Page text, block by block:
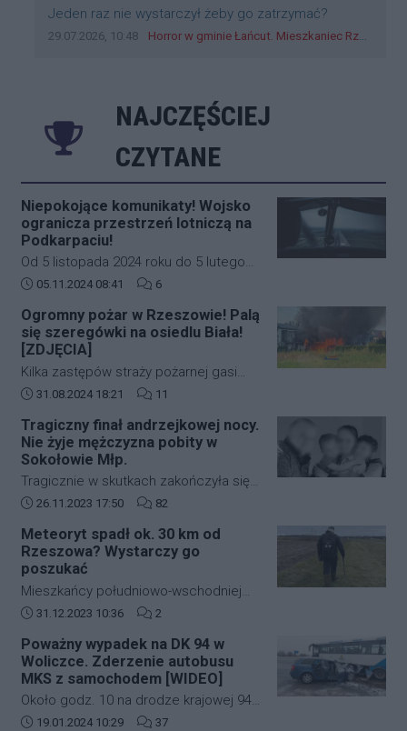
Treść komentarza:
Jeden raz nie wystarczył żeby go zatrzymać?
Data dodania komentarza:
29.07.2026, 10:48 Źródło komentarza:
Horror w gminie Łańcut. Mieszkaniec Rzeszowa terroryzował rodzinę nożem i zaatakował policjantów! [VIDEO]
NAJCZĘŚCIEJ
CZYTANE
Niepokojące komunikaty! Wojsko
ogranicza przestrzeń lotniczą na
Podkarpaciu!
Od 5 listopada 2024 roku do 5 lutego
2025 roku w południowo-wschodniej
obowiązywać będą nowe, bardziej
restrykcyjne zasady dotyczące ruchu
lotniczego. Decyzja ta została podjęta
na wniosek Dowództwa Operacyjnego
Rodzajów Sił Zbrojnych i wprowadza
strefę ograniczonej lotności EP R125.
Data dodania artykułu:
05.11.2024 08:41 Liczba komentarzy artykułu:
6
Ogromny pożar w Rzeszowie! Palą
się szeregówki na osiedlu Biała!
[ZDJĘCIA]
Kilka zastępów straży pożarnej gasi
duży pożar budynków mieszkalnych w
kardynała Karola Wojtyły na
rzeszowskim osiedlu Biała.
Data dodania artykułu:
31.08.2024 18:21 Liczba komentarzy artykułu:
11
Tragiczny finał andrzejkowej nocy.
Nie żyje mężczyzna pobity w
Sokołowie Młp.
Tragicznie w skutkach zakończyła się
andrzejkowa noc w Sokołowie Młp. W
mężczyzna. Zmarł w drodze do
szpitala.
Data dodania artykułu:
26.11.2023 17:50 Liczba komentarzy artykułu:
82
Meteoryt spadł ok. 30 km od
Rzeszowa? Wystarczy go
poszukać
Mieszkańcy południowo-wschodniej
Polski kilkanaście dni temu mogli
Świadkowie zdarzenia twierdzą, że
najpierw usłyszeli głośny huk, a
następnie zobaczyli jasną kulę ognia,
która przeleciała przez niebo.
Data dodania artykułu:
31.12.2023 10:36 Liczba komentarzy artykułu:
2
Poważny wypadek na DK 94 w
Woliczce. Zderzenie autobusu
MKS z samochodem [WIDEO]
Około godz. 10 na drodze krajowej 94
w Woliczce w gminie Świlcza doszło
Data dodania artykułu:
19.01.2024 10:29 Liczba komentarzy artykułu:
37